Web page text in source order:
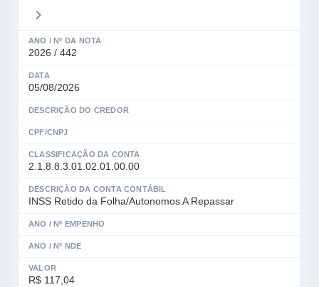
ANO / Nº DA NOTA
2026 / 442
DATA
05/08/2026
DESCRIÇÃO DO CREDOR
CPF/CNPJ
CLASSIFICAÇÃO DA CONTA
2.1.8.8.3.01.02.01.00.00
DESCRIÇÃO DA CONTA CONTÁBIL
INSS Retido da Folha/Autonomos A Repassar
ANO / Nº EMPENHO
ANO / Nº NDE
VALOR
R$ 117,04